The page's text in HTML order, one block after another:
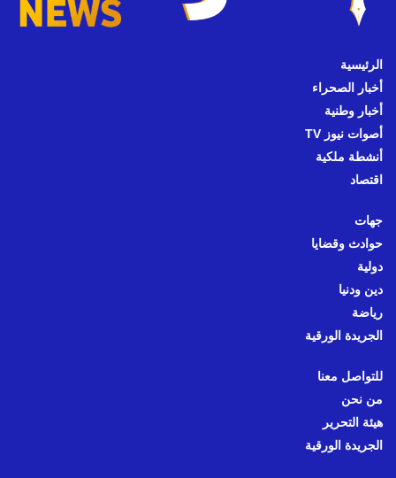
الرئيسية
أخبار الصحراء
أخبار وطنية
أصوات نيوز TV
أنشطة ملكية
اقتصاد
جهات
حوادث وقضايا
دولية
دين ودنيا
رياضة
الجريدة الورقية
للتواصل معنا
من نحن
هيئة التحرير
الجريدة الورقية